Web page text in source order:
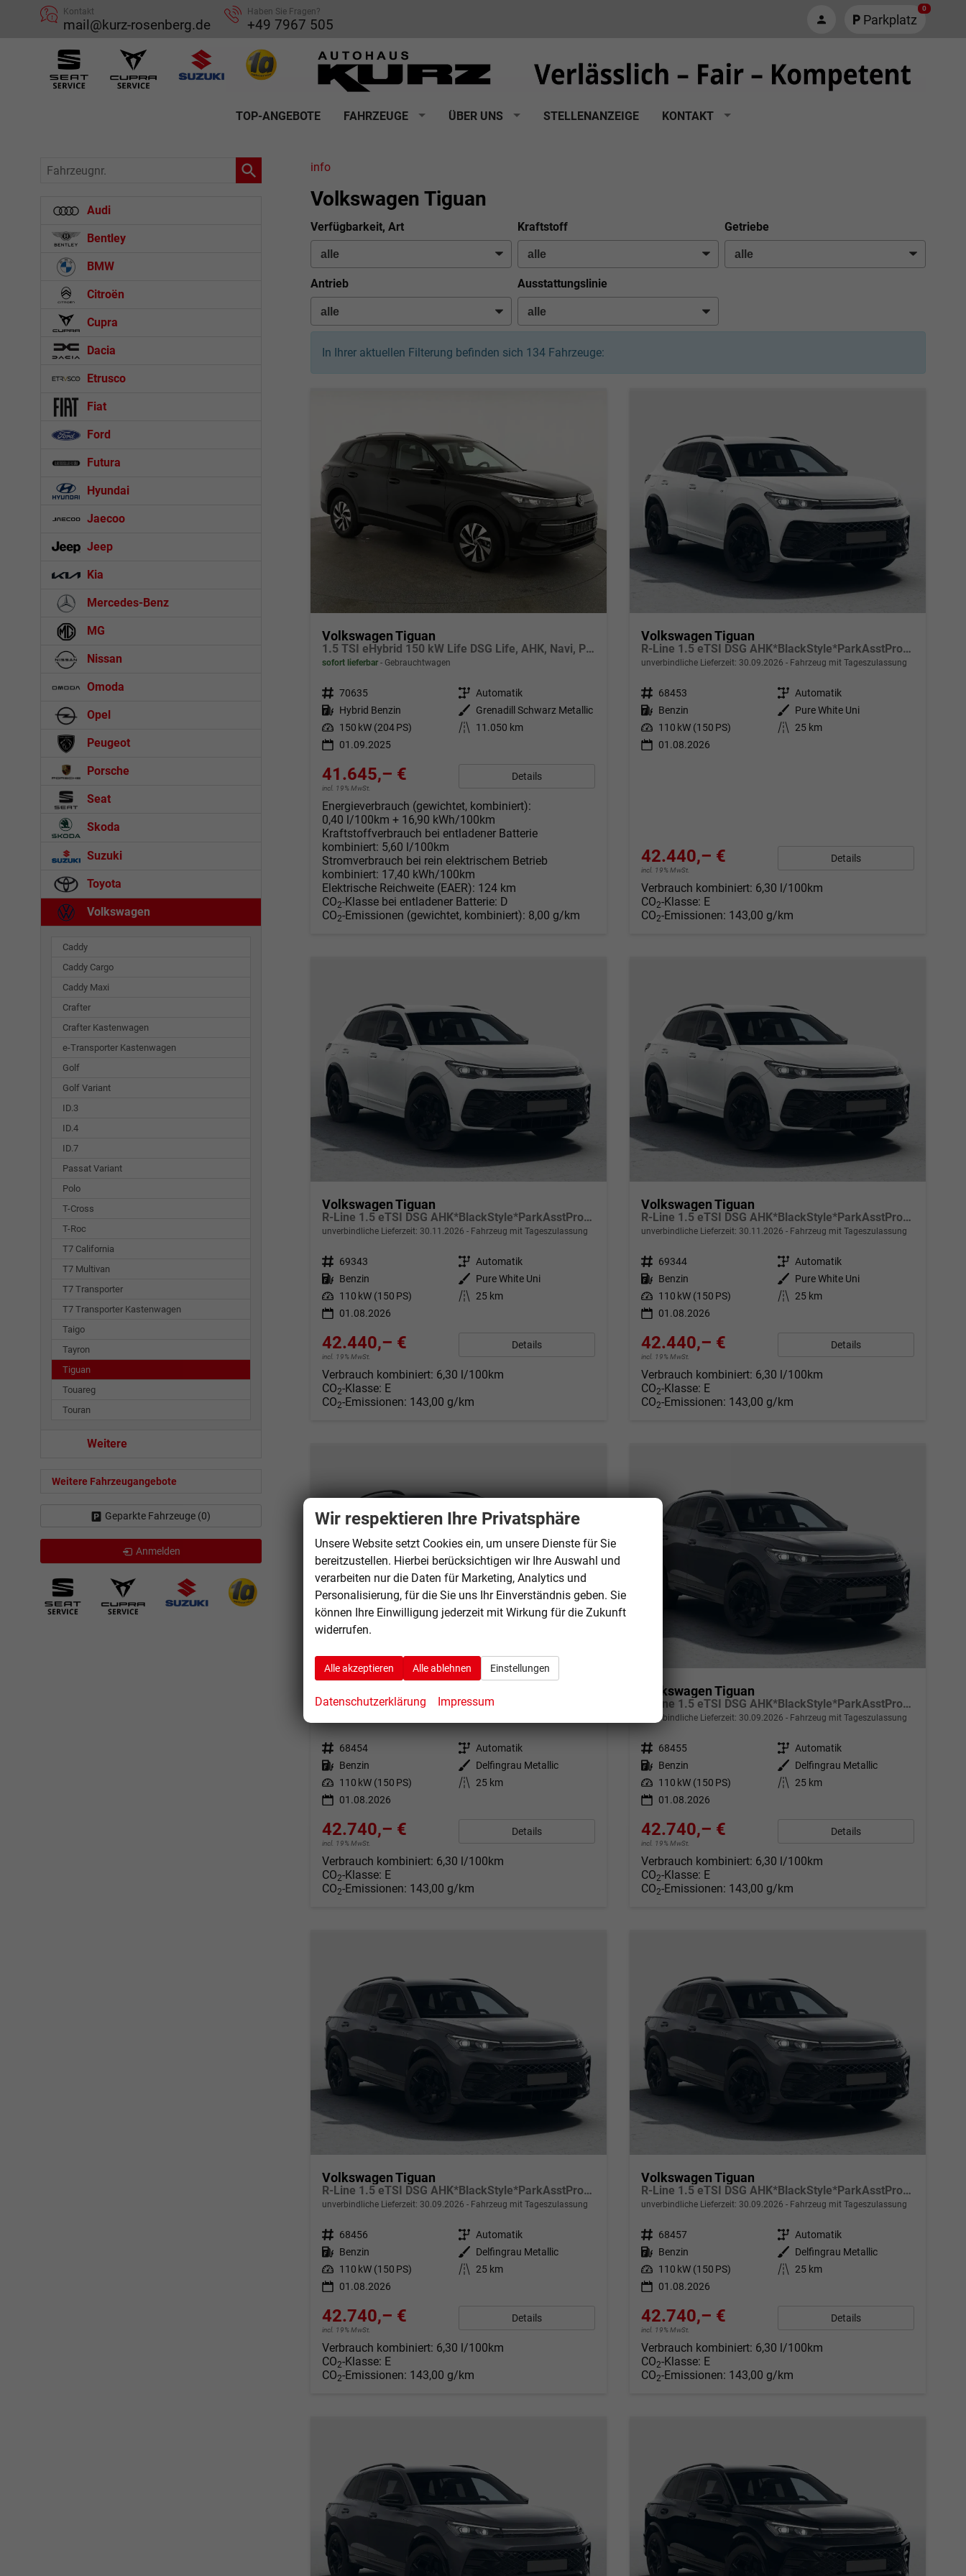
Kontakt
mail@kurz-rosenberg.de
Haben Sie Fragen?
+49 7967 505 Parkplatz
0
TOP-ANGEBOTE FAHRZEUGE ÜBER UNS STELLENANZEIGE KONTAKT
info
Volkswagen Tiguan
Verfügbarkeit, Art Kraftstoff Getriebe
Antrieb Ausstattungslinie
In Ihrer aktuellen Filterung befinden sich 134Fahrzeuge:
Volkswagen Tiguan
1.5 TSI eHybrid 150 kW Life DSG Life, AHK, Navi, ParkAssist, 5-J Garantie
sofort lieferbar Gebrauchtwagen
Fahrzeugnr. 70635 Getriebe Automatik
Kraftstoff Hybrid Benzin Außenfarbe
Grenadill Schwarz Metallic
Leistung 150 kW (204 PS) Kilometerstand
11.050 km
01.09.2025
41.645,– €
incl. 19% MwSt.
Details
Energieverbrauch (gewichtet, kombiniert):
0,40 l/100km + 16,90 kWh/100km
Kraftstoffverbrauch bei entladener Batterie
kombiniert: 5,60 l/100km
Stromverbrauch bei rein elektrischem Betrieb
kombiniert: 17,40 kWh/100km
Elektrische Reichweite (EAER): 124 km
CO2-Klasse bei entladener Batterie: D
CO2-Emissionen (gewichtet, kombiniert): 8,00 g/km
Volkswagen Tiguan
R-Line 1.5 eTSI DSG AHK*BlackStyle*ParkAsstPro*360° Kamera*Android Auto*Navi*SHZ*Matrix*HUD
unverbindliche Lieferzeit: 30.09.2026 Fahrzeug mit Tageszulassung
Fahrzeugnr. 68453 Getriebe Automatik
Kraftstoff Benzin Außenfarbe
Pure White Uni
Leistung 110 kW (150 PS) Kilometerstand 25 km
01.08.2026
42.440,– €
incl. 19% MwSt.
Details
Verbrauch kombiniert: 6,30 l/100km
CO2-Klasse: E
CO2-Emissionen: 143,00 g/km
Volkswagen Tiguan
R-Line 1.5 eTSI DSG AHK*BlackStyle*ParkAsstPro*360° Kamera*Android Auto*Navi*SHZ*Matrix*HUD
unverbindliche Lieferzeit: 30.11.2026 Fahrzeug mit Tageszulassung
Fahrzeugnr. 69343 Getriebe Automatik
Kraftstoff Benzin Außenfarbe
Pure White Uni
Leistung 110 kW (150 PS) Kilometerstand 25 km
01.08.2026
42.440,– €
incl. 19% MwSt.
Details
Verbrauch kombiniert: 6,30 l/100km
CO2-Klasse: E
CO2-Emissionen: 143,00 g/km
Volkswagen Tiguan
R-Line 1.5 eTSI DSG AHK*BlackStyle*ParkAsstPro*360° Kamera*Android Auto*Navi*SHZ*Matrix*HUD
unverbindliche Lieferzeit: 30.11.2026 Fahrzeug mit Tageszulassung
Fahrzeugnr. 69344 Getriebe Automatik
Kraftstoff Benzin Außenfarbe
Pure White Uni
Leistung 110 kW (150 PS) Kilometerstand 25 km
01.08.2026
42.440,– €
incl. 19% MwSt.
Details
Verbrauch kombiniert: 6,30 l/100km
CO2-Klasse: E
CO2-Emissionen: 143,00 g/km
Fahrzeugnr. 68454 Getriebe Automatik
Kraftstoff Benzin Außenfarbe
Delfingrau Metallic
Leistung 110 kW (150 PS) Kilometerstand 25 km
01.08.2026
42.740,– €
incl. 19% MwSt.
Details
Verbrauch kombiniert: 6,30 l/100km
CO2-Klasse: E
CO2-Emissionen: 143,00 g/km
Volkswagen Tiguan
R-Line 1.5 eTSI DSG AHK*BlackStyle*ParkAsstPro*360° Kamera*Android Auto*Navi*SHZ*Matrix*HUD
unverbindliche Lieferzeit: 30.09.2026 Fahrzeug mit Tageszulassung
Fahrzeugnr. 68455 Getriebe Automatik
Kraftstoff Benzin Außenfarbe
Delfingrau Metallic
Leistung 110 kW (150 PS) Kilometerstand 25 km
01.08.2026
42.740,– €
incl. 19% MwSt.
Details
Verbrauch kombiniert: 6,30 l/100km
CO2-Klasse: E
CO2-Emissionen: 143,00 g/km
Volkswagen Tiguan
R-Line 1.5 eTSI DSG AHK*BlackStyle*ParkAsstPro*360° Kamera*Android Auto*Navi*SHZ*Matrix*HUD
unverbindliche Lieferzeit: 30.09.2026 Fahrzeug mit Tageszulassung
Fahrzeugnr. 68456 Getriebe Automatik
Kraftstoff Benzin Außenfarbe
Delfingrau Metallic
Leistung 110 kW (150 PS) Kilometerstand 25 km
01.08.2026
42.740,– €
incl. 19% MwSt.
Details
Verbrauch kombiniert: 6,30 l/100km
CO2-Klasse: E
CO2-Emissionen: 143,00 g/km
Volkswagen Tiguan
R-Line 1.5 eTSI DSG AHK*BlackStyle*ParkAsstPro*360° Kamera*Android Auto*Navi*SHZ*Matrix*HUD
unverbindliche Lieferzeit: 30.09.2026 Fahrzeug mit Tageszulassung
Fahrzeugnr. 68457 Getriebe Automatik
Kraftstoff Benzin Außenfarbe
Delfingrau Metallic
Leistung 110 kW (150 PS) Kilometerstand 25 km
01.08.2026
42.740,– €
incl. 19% MwSt.
Details
Verbrauch kombiniert: 6,30 l/100km
CO2-Klasse: E
CO2-Emissionen: 143,00 g/km
Fahrzeugnr.
Audi
Bentley
BMW
Citroën
Cupra
Dacia
Etrusco
Fiat
Ford
Futura
Hyundai
Jaecoo
Jeep
Kia
Mercedes-Benz
MG
Nissan
Omoda
Opel
Peugeot
Porsche
Seat
Skoda
Suzuki
Toyota
Volkswagen
Caddy
Caddy Cargo
Caddy Maxi
Crafter
Crafter Kastenwagen
e-Transporter Kastenwagen
Golf
Golf Variant
ID.3
ID.4
ID.7
Passat Variant
Polo
T-Cross
T-Roc
T7 California
T7 Multivan
T7 Transporter
T7 Transporter Kastenwagen
Taigo
Tayron
Tiguan
Touareg
Touran
Weitere
Weitere Fahrzeugangebote
Geparkte Fahrzeuge (0)
Anmelden
Wir respektieren Ihre Privatsphäre
Unsere Website setzt Cookies ein, um unsere Dienste für Sie
bereitzustellen. Hierbei berücksichtigen wir Ihre Auswahl und
verarbeiten nur die Daten für Marketing, Analytics und
Personalisierung, für die Sie uns Ihr Einverständnis geben. Sie
können Ihre Einwilligung jederzeit mit Wirkung für die Zukunft
widerrufen.
Alle akzeptieren Alle ablehnen Einstellungen
Datenschutzerklärung Impressum